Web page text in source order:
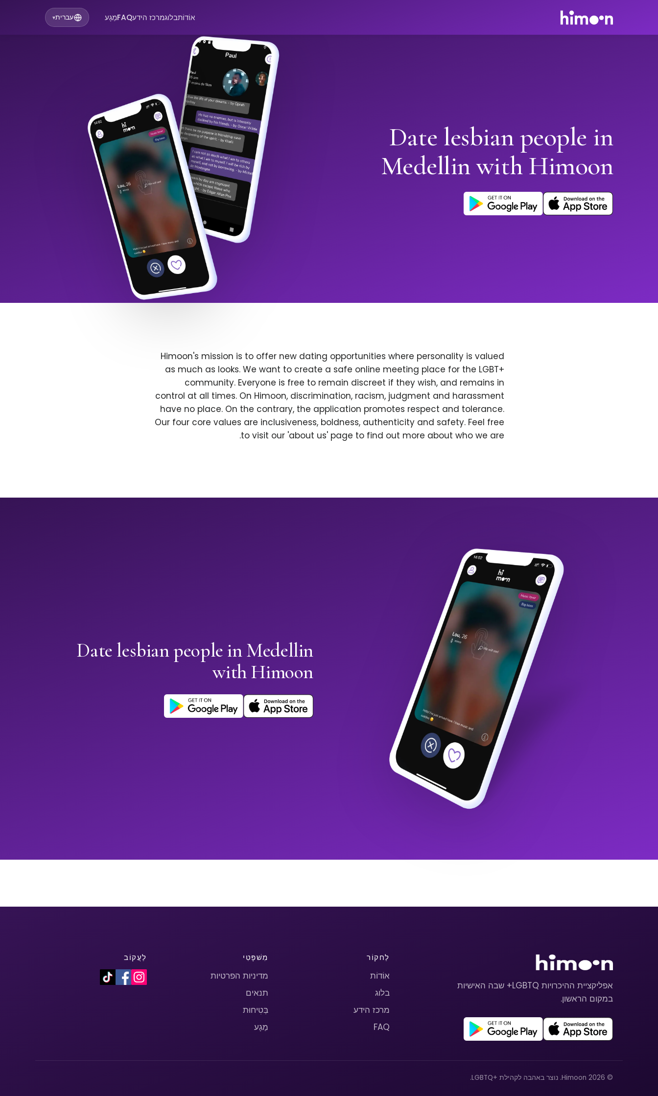
אוֹדוֹתבלוגמרכז הידעFAQמַגָע עברית▾
Date lesbian people in
Medellin with Himoon
Himoon's mission is to offer new dating opportunities where personality is valued
as much as looks. We want to create a safe online meeting place for the LGBT+
community. Everyone is free to remain discreet if they wish, and remains in
control at all times. On Himoon, discrimination, racism, judgment and harassment
have no place. On the contrary, the application promotes respect and tolerance.
Our four core values are inclusiveness, boldness, authenticity and safety. Feel free
to visit our 'about us' page to find out more about who we are.
Date lesbian people in Medellin
with Himoon
אפליקציית ההיכרויות LGBTQ+ שבה האישיות
במקום הראשון.
לַחקוֹר
אוֹדוֹת
בלוג
מרכז הידע
FAQ
מִשׁפָּטִי
מדיניות הפרטיות
תנאים
בְּטִיחוּת
מַגָע
לַעֲקוֹב
© 2026 Himoon. נוצר באהבה לקהילת +LGBTQ.